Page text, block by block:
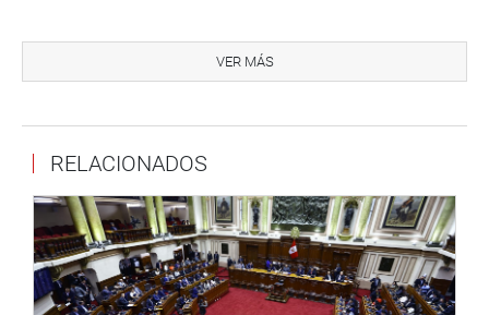
Twitter:https://twitter.com/congresoperu
Youtube:http://www.youtube.com/congresoperu
Soundcloud:https://soundcloud.com/radiocongreso
VER MÁS
RELACIONADOS